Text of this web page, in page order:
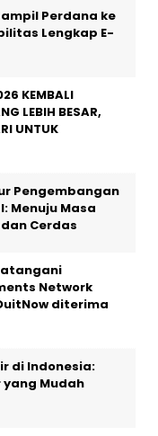
Perdana ke
Lengkap E-
KEMBALI
LEBIH BESAR,
UNTUK
Pengembangan
Menuju Masa
Cerdas
Network
diterima
di Indonesia:
yang Mudah